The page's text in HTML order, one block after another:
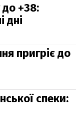
до +38:
дні
пригріє до
спеки: